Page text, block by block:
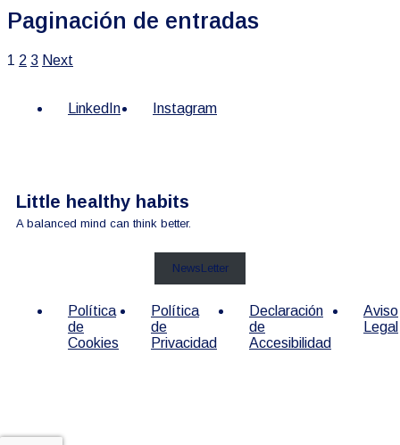
Paginación de entradas
1 2 3 Next
LinkedIn Instagram
Little healthy habits
A balanced mind can think better.
NewsLetter
Política
de
Cookies
Política
de
Privacidad
Declaración
de
Accesibilidad
Aviso
Legal